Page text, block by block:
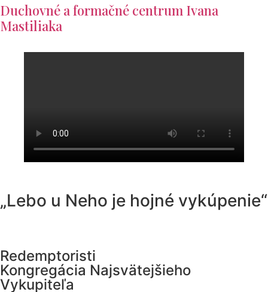
Duchovné a formačné centrum Ivana
Mastiliaka
„Lebo u Neho je hojné vykúpenie“
Redemptoristi
Kongregácia Najsvätejšieho
Vykupiteľa